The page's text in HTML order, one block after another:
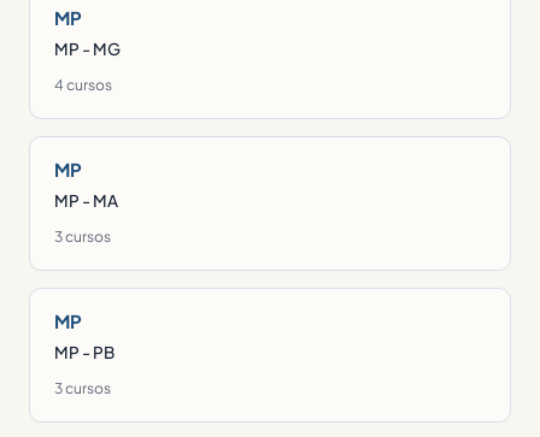
MP
MP - MG
4 cursos
MP
MP - MA
3 cursos
MP
MP - PB
3 cursos